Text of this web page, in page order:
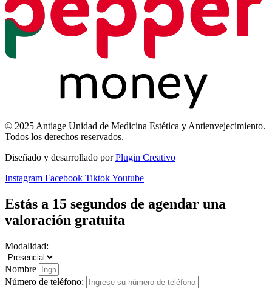
© 2025 Antiage Unidad de Medicina Estética y Antienvejecimiento.
Todos los derechos reservados.
Diseñado y desarrollado porPlugin Creativo
Instagram Facebook TiktokYoutube
Estás a 15 segundos de agendar una
valoración gratuita
Modalidad:
Nombre
Número de teléfono: